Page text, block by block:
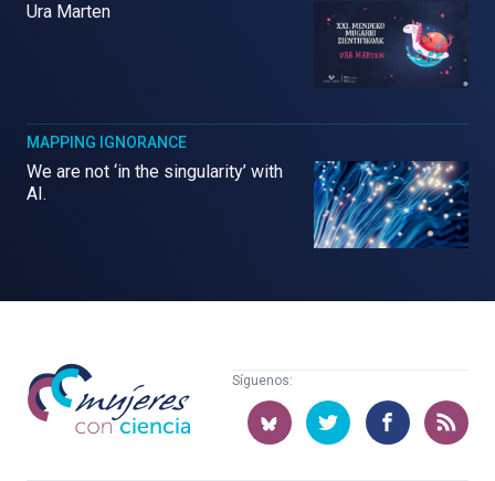
Ura Marten
MAPPING IGNORANCE
We are not ‘in the singularity’ with
AI.
Mujeres
con
ciencia
Síguenos: